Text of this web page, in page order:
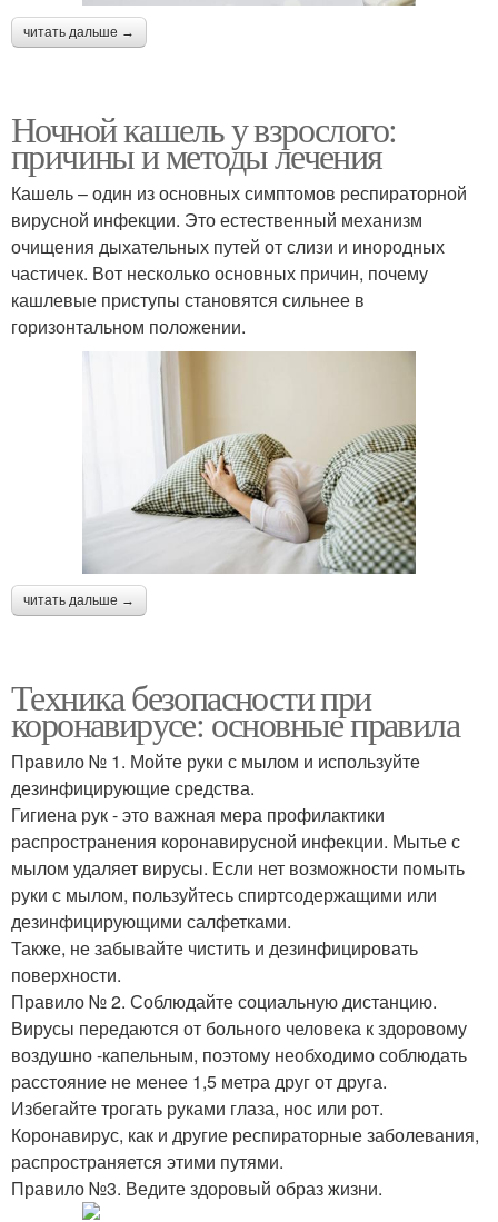
читать дальше →
Ночной кашель у взрослого:
причины и методы лечения
Кашель – один из основных симптомов респираторной
вирусной инфекции. Это естественный механизм
очищения дыхательных путей от слизи и инородных
частичек. Вот несколько основных причин, почему
кашлевые приступы становятся сильнее в
горизонтальном положении.
читать дальше →
Техника безопасности при
коронавирусе: основные правила
Правило № 1. Мойте руки с мылом и используйте
дезинфицирующие средства.
Гигиена рук - это важная мера профилактики
распространения коронавирусной инфекции. Мытье с
мылом удаляет вирусы. Если нет возможности помыть
руки с мылом, пользуйтесь спиртсодержащими или
дезинфицирующими салфетками.
Также, не забывайте чистить и дезинфицировать
поверхности.
Правило № 2. Соблюдайте социальную дистанцию.
Вирусы передаются от больного человека к здоровому
воздушно -капельным, поэтому необходимо соблюдать
расстояние не менее 1,5 метра друг от друга.
Избегайте трогать руками глаза, нос или рот.
Коронавирус, как и другие респираторные заболевания,
распространяется этими путями.
Правило №3. Ведите здоровый образ жизни.